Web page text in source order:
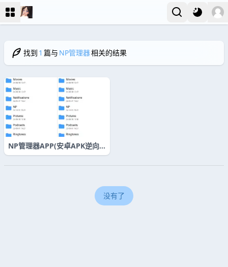
找到 1 篇与 NP管理器相关的结果
NP管理器APP(安卓APK逆向
修改神器) v3.1.29 最新无限制
版下载
没有了